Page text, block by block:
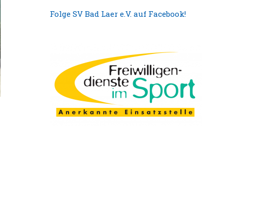
Folge SV Bad Laer e.V. auf Facebook!